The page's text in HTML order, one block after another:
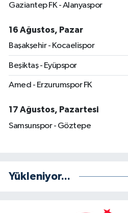
Gaziantep FK - Alanyaspor
16 Ağustos, Pazar
Başakşehir - Kocaelispor
Beşiktaş - Eyüpspor
Amed - Erzurumspor FK
17 Ağustos, Pazartesi
Samsunspor - Göztepe
Yükleniyor...